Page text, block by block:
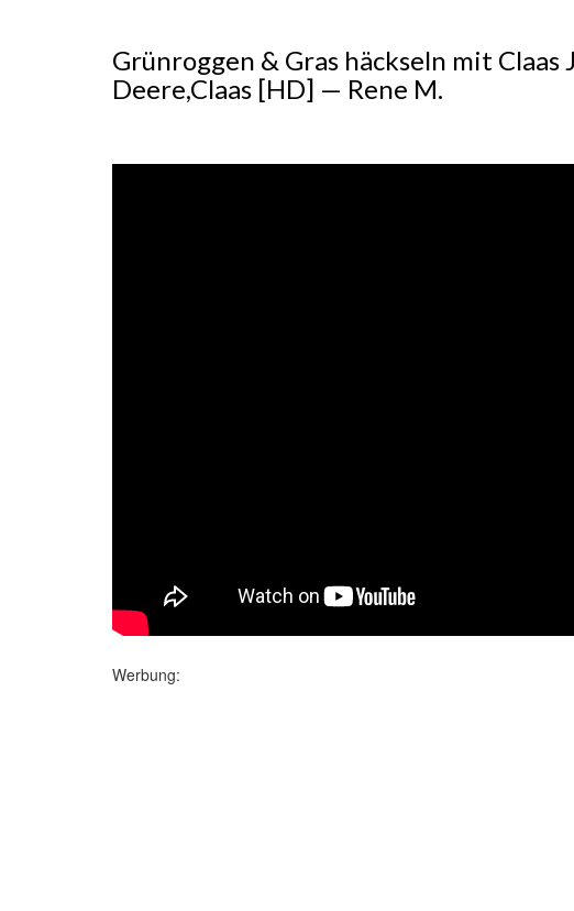
Grünroggen & Gras häckseln mit Claas
Deere,Claas [HD] — Rene M.
Werbung: